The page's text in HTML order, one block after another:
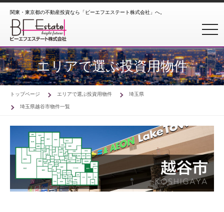
関東・東京都の不動産投資なら「ビーエフエステート株式会社」へ。
エリアで選ぶ投資用物件
トップページ エリアで選ぶ投資用物件
埼玉県
埼玉県越谷市物件一覧